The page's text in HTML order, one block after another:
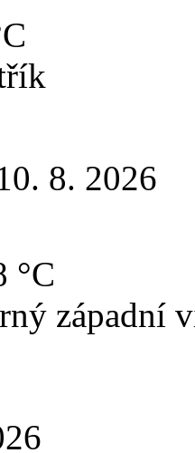
8. 2026
°C
západní